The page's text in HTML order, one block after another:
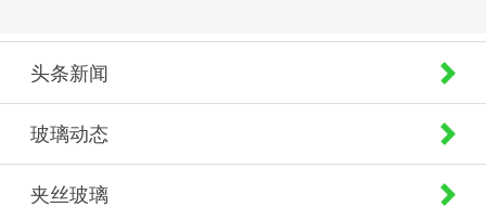
头条新闻
玻璃动态
夹丝玻璃